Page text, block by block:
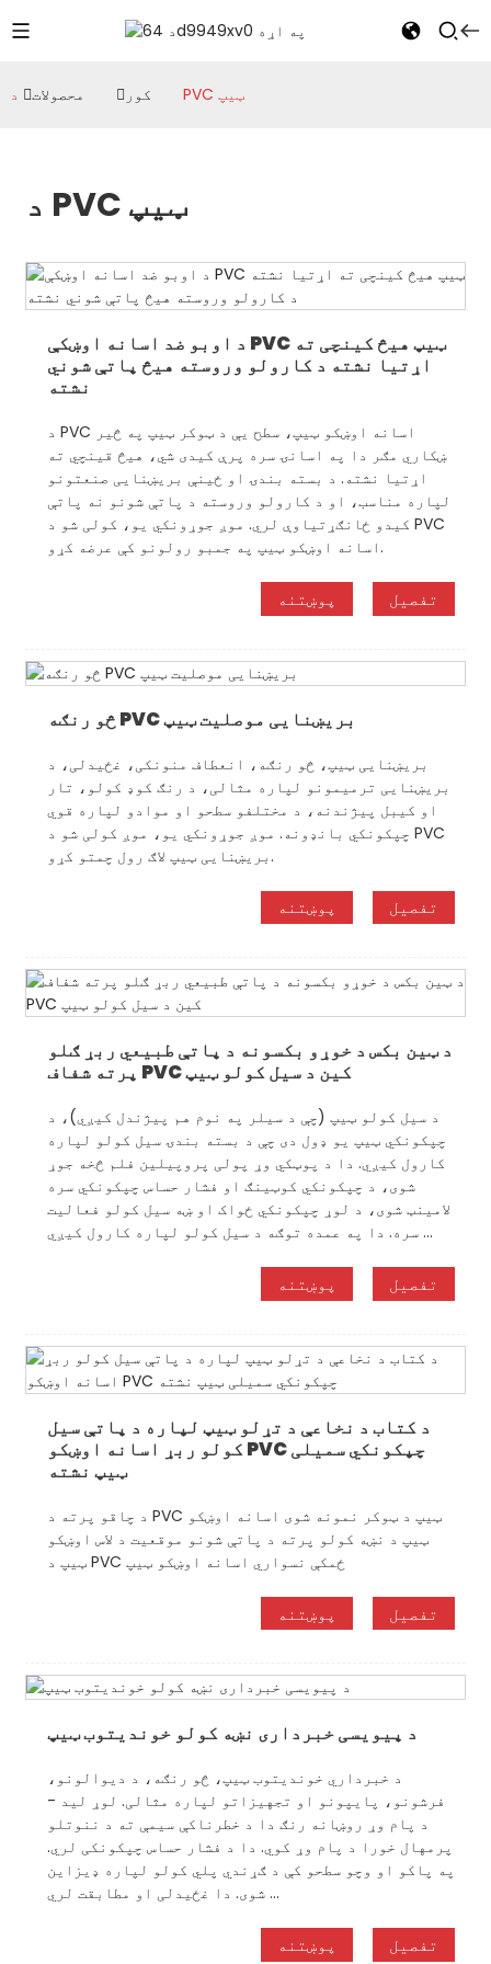
کور محصولات د PVC ټیپ
د PVC ټیپ
د اوبو ضد اسانه اوښکې PVC ټیپ هیڅ کینچی ته
اړتیا نشته د کارولو وروسته هیڅ پاتې شوني
نشته
د PVC اسانه اوښکو ټیپ، سطح یې د ټوکر ټیپ په څیر
ښکاري مګر دا په اسانۍ سره پرې کیدی شي، هیڅ قینچي ته
اړتیا نشته. د بسته بندۍ او ځینې بریښنایی صنعتونو
لپاره مناسب، او د کارولو وروسته د پاتې شونو نه پاتې
کیدو ځانګړتیاوې لري. موږ جوړونکي یو، کولی شو د PVC
اسانه اوښکو ټیپ په جمبو رولونو کې عرضه کړو.
پوښتنه تفصیل
څو رنګه PVC بریښنایی موصلیت ټیپ
بریښنایی ټیپ، څو رنګه، انعطاف منونکی، غځیدلی، د
بریښنایی ترمیمونو لپاره مثالی، د رنګ کوډ کولو، تار
او کیبل پیژندنه، د مختلفو سطحو او موادو لپاره قوي
چپکونکي بانډونه. موږ جوړونکي یو، موږ کولی شو د PVC
بریښنایی ټیپ لاګ رول چمتو کړو.
پوښتنه تفصیل
د ټین بکس د خوړو بکسونه د پاتې طبیعي ربړ ګلو
پرته شفاف PVC کین د سیل کولو ټیپ
د سیل کولو ټیپ (چې د سیلر په نوم هم پیژندل کیږي)، د
چپکونکي ټیپ یو ډول دی چې د بسته بندۍ سیل کولو لپاره
کارول کیږي. دا د پوټکي وړ پولی پروپیلین فلم څخه جوړ
شوی، د چپکونکي کوټینګ او فشار حساس چپکونکي سره
لامینټ شوی، د لوړ چپکونکي ځواک او ښه سیل کولو فعالیت
سره. دا په عمده توګه د سیل کولو لپاره کارول کیږي ...
پوښتنه تفصیل
د کتاب د نخاعې د تړلو ټیپ لپاره د پاتې سیل
کولو ربړ اسانه اوښکو PVC چپکونکي سمیلی
ټیپ نشته
د چاقو پرته د PVC ټیپ د ټوکر نمونه شوی اسانه اوښکو
ټیپ د نښه کولو پرته د پاتې شونو موقعیت د لاس اوښکو
ټیپ د PVC ځمکې نسواري اسانه اوښکو ټیپ
پوښتنه تفصیل
د پیویسی خبرداری نښه کولو خوندیتوب ټیپ
د خبرداري خوندیتوب ټیپ، څو رنګه، د دیوالونو،
فرشونو، پایپونو او تجهیزاتو لپاره مثالی. لوړ لید -
د پام وړ روښانه رنګ دا د خطرناکې سیمې ته د ننوتلو
پرمهال خورا د پام وړ کوي. دا د فشار حساس چپکونکی لري.
په پاکو او وچو سطحو کې د ګړندي پلي کولو لپاره ډیزاین
شوی. دا غځیدلی او مطابقت لري ...
پوښتنه تفصیل